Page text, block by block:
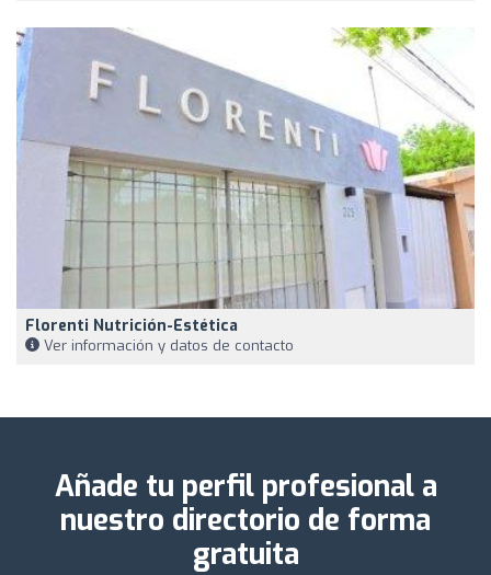
Florenti Nutrición-Estética
Ver información y datos de contacto
Añade tu perfil profesional a
nuestro directorio de forma
gratuita